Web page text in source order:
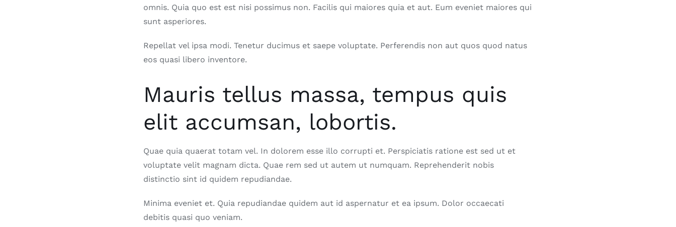
omnis. Quia quo est est nisi possimus non. Facilis qui maiores quia et aut. Eum eveniet maiores qui
sunt asperiores.
Repellat vel ipsa modi. Tenetur ducimus et saepe voluptate. Perferendis non aut quos quod natus
eos quasi libero inventore.
Mauris tellus massa, tempus quis
elit accumsan, lobortis.
Quae quia quaerat totam vel. In dolorem esse illo corrupti et. Perspiciatis ratione est sed ut et
voluptate velit magnam dicta. Quae rem sed ut autem ut numquam. Reprehenderit nobis
distinctio sint id quidem repudiandae.
Minima eveniet et. Quia repudiandae quidem aut id aspernatur et ea ipsum. Dolor occaecati
debitis quasi quo veniam.